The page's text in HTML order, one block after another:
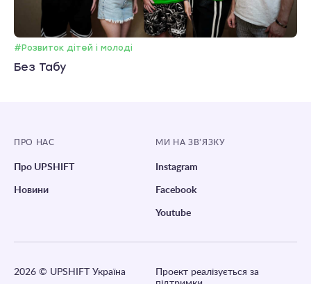
#Розвиток дітей і молоді
Без Табу
ПРО НАС
Про UPSHIFT
Новини
МИ НА ЗВ’ЯЗКУ
Instagram
Facebook
Youtube
2026 © UPSHIFT Україна
Проект реалізується за